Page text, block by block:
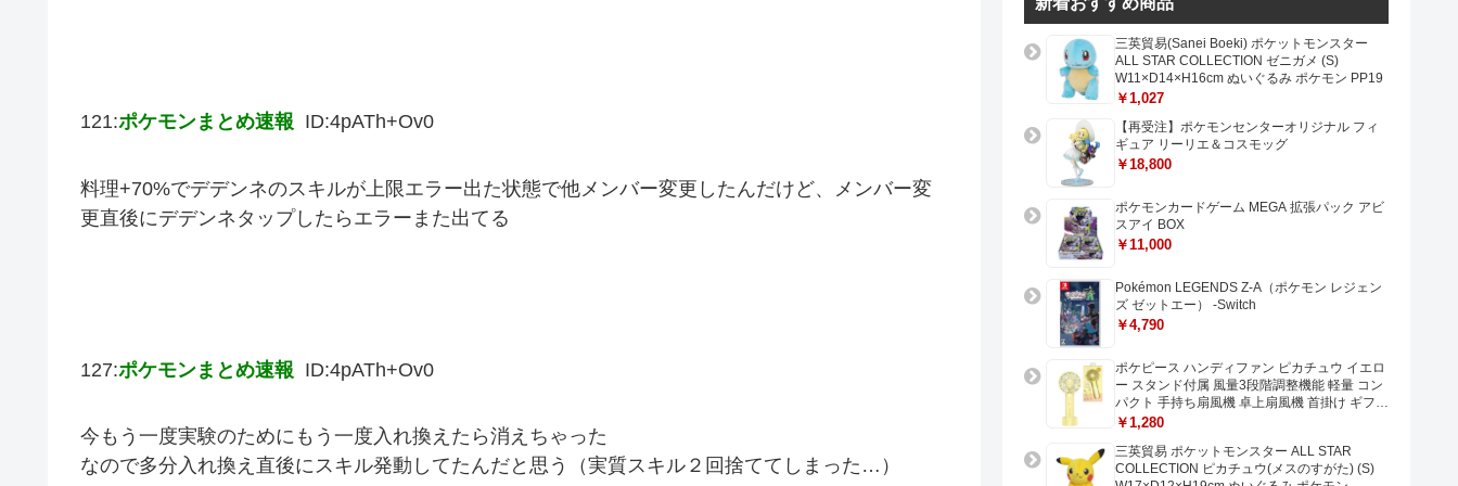
121:ポケモンまとめ速報 ID:4pATh+Ov0
料理+70%でデデンネのスキルが上限エラー出た状態で他メンバー変更したんだけど、メンバー変
更直後にデデンネタップしたらエラーまた出てる
127:ポケモンまとめ速報 ID:4pATh+Ov0
今もう一度実験のためにもう一度入れ換えたら消えちゃった
なので多分入れ換え直後にスキル発動してたんだと思う（実質スキル２回捨ててしまった…）
三英貿易(Sanei Boeki) ポケットモンスター
ALL STAR COLLECTION ゼニガメ (S)
W11×D14×H16cm ぬいぐるみ ポケモン PP19
￥1,027
【再受注】ポケモンセンターオリジナル フィ
ギュア リーリエ＆コスモッグ
￥18,800
ポケモンカードゲーム MEGA 拡張パック アビ
スアイ BOX
￥11,000
Pokémon LEGENDS Z-A（ポケモン レジェン
ズ ゼットエー） -Switch
￥4,790
ポケピース ハンディファン ピカチュウ イエロ
ー スタンド付属 風量3段階調整機能 軽量 コン
パクト 手持ち扇風機 卓上扇風機 首掛け ギフト
プレゼントに最適 USB充電 Type-C対応
￥1,280
三英貿易 ポケットモンスター ALL STAR
COLLECTION ピカチュウ(メスのすがた) (S)